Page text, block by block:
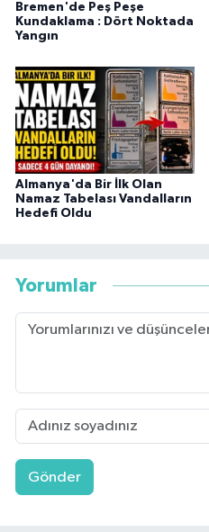
Bremen'de Peş Peşe
Kundaklama : Dört Noktada
Yangın
Almanya'da Bir İlk Olan
Namaz Tabelası Vandalların
Hedefi Oldu
Yorumlar
Gönder